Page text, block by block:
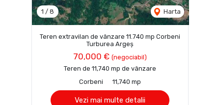
1 / 8 Harta
Teren extravilan de vânzare 11.740 mp Corbeni
Turburea Argeș
70,000 € (negociabil)
Teren de 11,740 mp de vânzare
Corbeni
11,740 mp
Vezi mai multe detalii